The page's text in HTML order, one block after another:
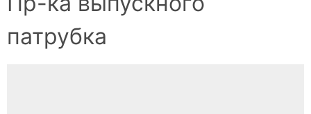
патрубка